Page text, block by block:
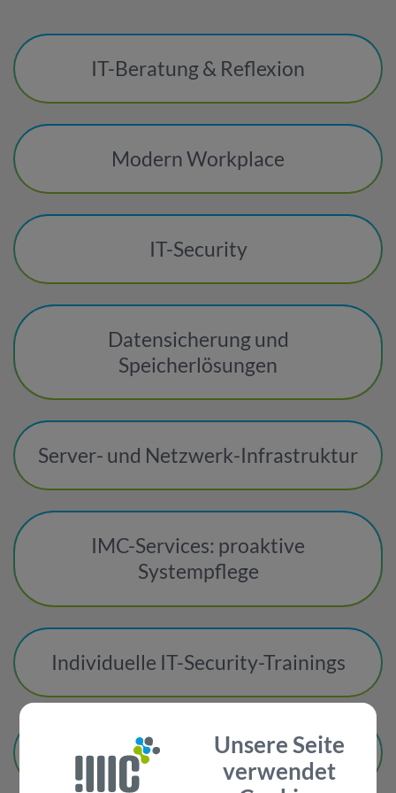
IT-Beratung & Reflexion
Modern Workplace
IT-Security
Datensicherung und
Speicherlösungen
Server- und Netzwerk-Infrastruktur
IMC-Services: proaktive
Systempflege
Individuelle IT-Security-Trainings
IT-SupportUnsere Seite
verwendet